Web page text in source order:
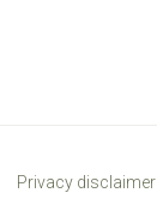
Privacy disclaimer